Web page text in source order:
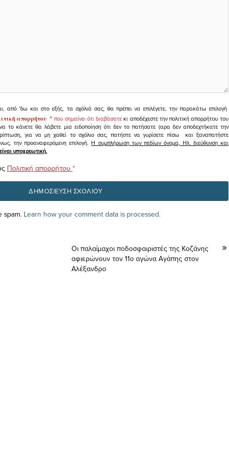
από 'δω και στο εξής, τα σχόλιά σας, θα πρέπει να επιλέγετε, την παρακάτω επιλογή
απορρήτου " που σημαίνει ότι διαβάσατεκι αποδέχεστε την πολιτική απορρήτου του
το κάνετε θα λάβετε μια ειδοποίηση ότι δεν το πατήσατε (αρα δεν αποδεχτήκατε την
για να μη χαθεί το σχόλιο σας, πατήστε να γυρίσετε πίσω και ξαναπατήστε
την προαναφερόμενη επιλογή.Η συμπλήρωση των πεδίων όνομα, Ηλ. διεύθυνση και
υποχρεωτική.
Πολιτική απορρήτου *
spam. Learn how your comment data is processed.
Οι παλαίμαχοι ποδοσφαιριστές της Κοζάνης
αφιερώνουν τον 11ο αγώνα Αγάπης στον
Αλέξανδρο